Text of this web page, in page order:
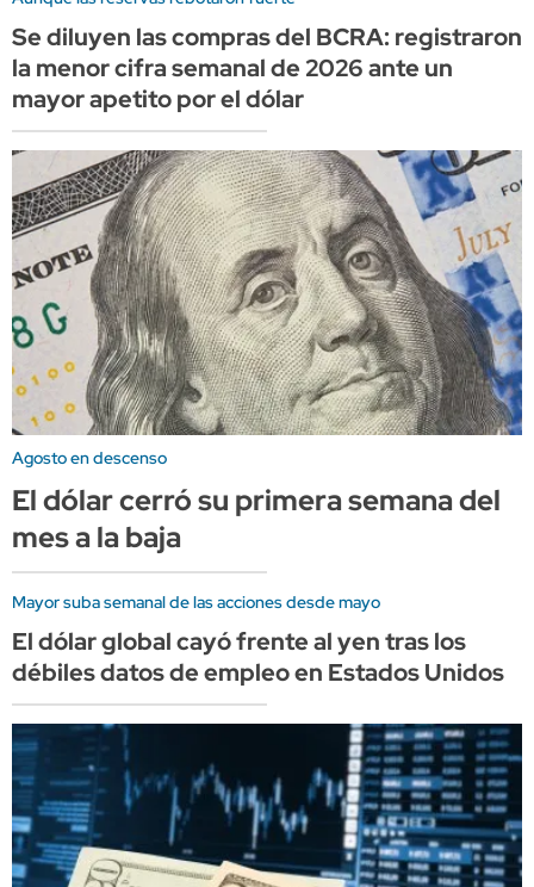
Se diluyen las compras del BCRA: registraron
la menor cifra semanal de 2026 ante un
mayor apetito por el dólar
Agosto en descenso
El dólar cerró su primera semana del
mes a la baja
Mayor suba semanal de las acciones desde mayo
El dólar global cayó frente al yen tras los
débiles datos de empleo en Estados Unidos